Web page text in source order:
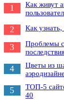
1
Как живут
2 Как
3
Проблемы
4
Цветы из
5
ТОП-5
40